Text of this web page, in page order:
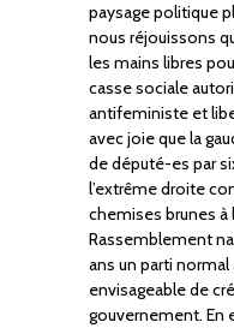
paysage politique
nous réjouissons
les mains libres
casse sociale
antifeministe et
avec joie que la
de député-es par
l’extrême droite
chemises brunes à
Rassemblement
ans un parti
envisageable de
gouvernement. En